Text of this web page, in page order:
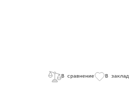
В сравнение В